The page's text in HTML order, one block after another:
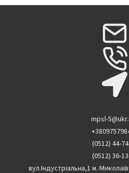
mpsl-
(0512) 44-
(0512) 36-
вул.Індустріальна,1 м.